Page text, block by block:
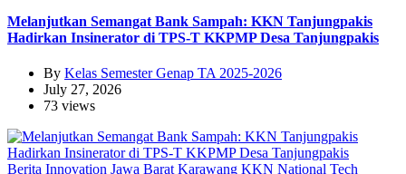
Melanjutkan Semangat Bank Sampah: KKN Tanjungpakis
Hadirkan Insinerator di TPS-T KKPMP Desa Tanjungpakis
By Kelas Semester Genap TA 2025-2026
July 27, 2026
73 views
Berita Innovation Jawa Barat Karawang KKN National Tech